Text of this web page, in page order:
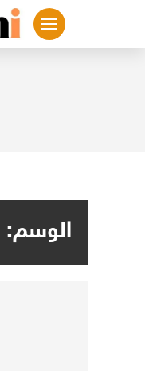
الوسم: